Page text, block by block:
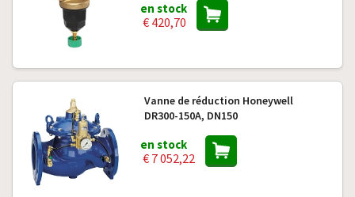
en stock
€ 420,70
Vanne de réduction Honeywell
DR300-150A, DN150
en stock
€ 7 052,22